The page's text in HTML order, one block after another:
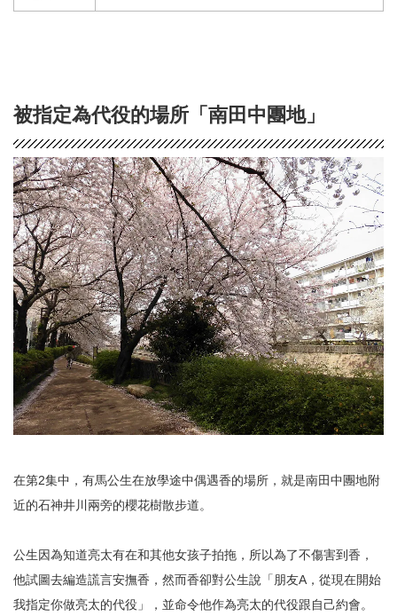
被指定為代役的場所「南田中團地」
在第2集中，有馬公生在放學途中偶遇香的場所，就是南田中團地附
近的石神井川兩旁的櫻花樹散步道。
公生因為知道亮太有在和其他女孩子拍拖，所以為了不傷害到香，
他試圖去編造謊言安撫香，然而香卻對公生說「朋友A，從現在開始
我指定你做亮太的代役」，並命令他作為亮太的代役跟自己約會。